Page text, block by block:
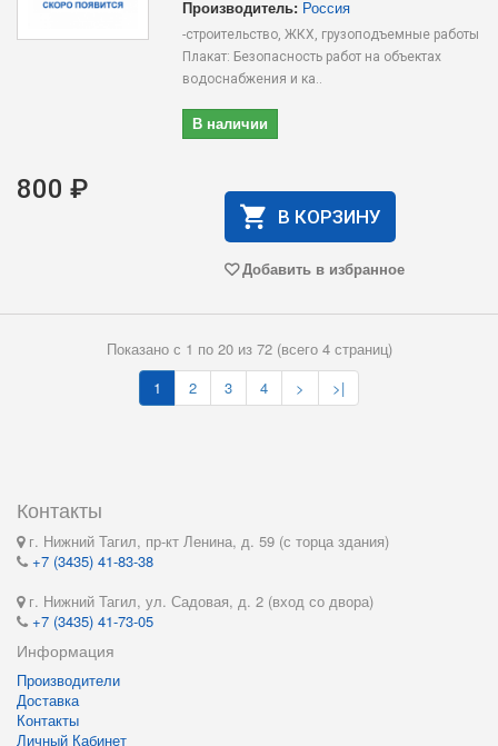
Производитель: Россия
-строительство, ЖКХ, грузоподъемные работы
Плакат: Безопасность работ на объектах
водоснабжения и ка..
В наличии
800 ₽
В КОРЗИНУ
Добавить в избранное
Показано с 1 по 20 из 72 (всего 4 страниц)
1
2 3 4 > >|
Контакты
г. Нижний Тагил, пр-кт Ленина, д. 59 (с торца здания)
+7 (3435) 41-83-38
г. Нижний Тагил, ул. Садовая, д. 2 (вход со двора)
+7 (3435) 41-73-05
Информация
Производители
Доставка
Контакты
Личный Кабинет